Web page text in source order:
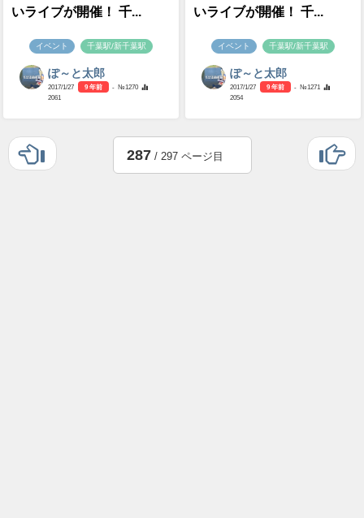
いライブが開催！ 千...
イベント 千葉駅/新千葉駅
ぽ～と太郎
2017/1/27 9 年前
- №1270
2061
いライブが開催！ 千...
イベント 千葉駅/新千葉駅
ぽ～と太郎
2017/1/27 9 年前
- №1271
2054
287 / 297 ページ目